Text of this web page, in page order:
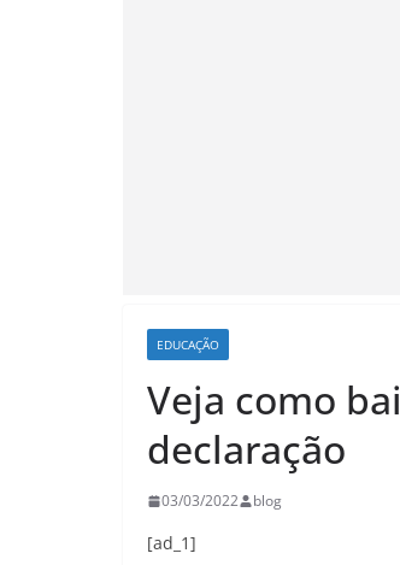
EDUCAÇÃO
Veja como
declaração
03/03/2022 blog
[ad_1]